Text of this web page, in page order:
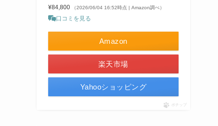
¥84,800 （2026/06/04 16:52時点 | Amazon調べ）
口コミを見る
Amazon
楽天市場
Yahooショッピング
ポチップ